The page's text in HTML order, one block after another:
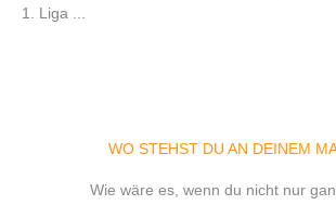
1. Liga ...
WO STEHST DU AN DEINEM
Wie wäre es, wenn du nicht nur